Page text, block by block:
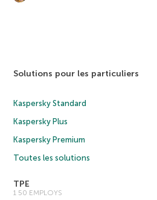
Solutions pour les particuliers
Kaspersky Standard
Kaspersky Plus
Kaspersky Premium
Toutes les solutions
TPE
1 50 EMPLOYS